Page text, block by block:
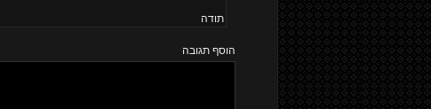
תודה
הוסף תגובה